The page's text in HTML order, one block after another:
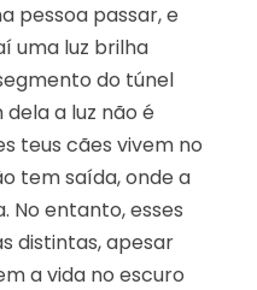
pessoa passar, e
uma luz brilha
do túnel
a luz não é
teus cães vivem no
tem saída, onde a
No entanto, esses
distintas, apesar
a vida no escuro